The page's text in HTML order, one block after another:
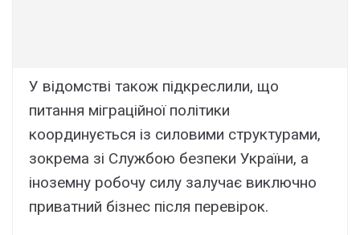
У відомстві також підкреслили, що
питання міграційної політики
координується із силовими структурами,
зокрема зі Службою безпеки України, а
іноземну робочу силу залучає виключно
приватний бізнес після перевірок.